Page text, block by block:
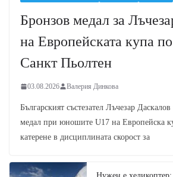
Бронзов медал за
на Европейската купа
Санкт Пьолтен
03.08.2026 Валерия Динкова
Българският състезател Лъчезар
медал при юношите U17 на Европейска
катерене в дисциплината скорост за